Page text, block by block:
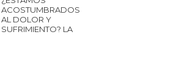
ACOSTUMBRADOS
AL DOLOR Y
SUFRIMIENTO? LA